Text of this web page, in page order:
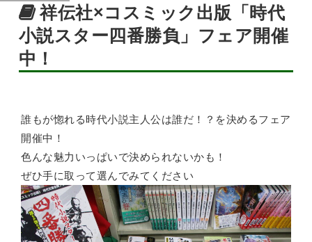
祥伝社×コスミック出版「時代
小説スター四番勝負」フェア開催
中！
誰もが惚れる時代小説主人公は誰だ！？を決めるフェア
開催中！
色んな魅力いっぱいで決められないかも！
ぜひ手に取って選んでみてください